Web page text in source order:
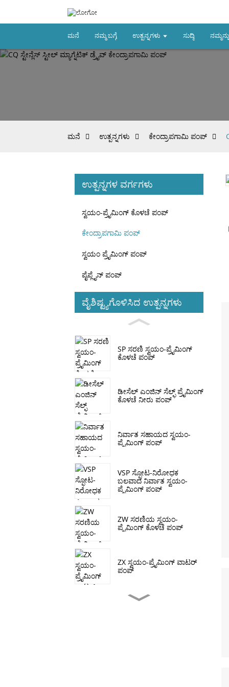
ಮನೆ ನಮ್ಮ ಬಗ್ಗೆ ಉತ್ಪನ್ನಗಳು ಸುದ್ದಿ
ಮನೆ ಉತ್ಪನ್ನಗಳು ಕೇಂದ್ರಾಪಗಾಮಿ ಪಂಪ್
ಉತ್ಪನ್ನಗಳ ವರ್ಗಗಳು
ಸ್ವಯಂ-ಪ್ರೈಮಿಂಗ್ ಕೊಳಚೆ ಪಂಪ್
ಕೇಂದ್ರಾಪಗಾಮಿ ಪಂಪ್
ಸ್ವಯಂ ಪ್ರೈಮಿಂಗ್ ಪಂಪ್
ಪೈಪ್ಲೈನ್ ​​ಪಂಪ್
ವೈಶಿಷ್ಟ್ಯಗೊಳಿಸಿದ ಉತ್ಪನ್ನಗಳು
SP ಸರಣಿ ಸ್ವಯಂ-ಪ್ರೈಮಿಂಗ್
ಕೊಳಚೆ ಪಂಪ್
ಡೀಸೆಲ್ ಎಂಜಿನ್ ಸೆಲ್ಫ್ ಪ್ರೈಮಿಂಗ್
ಕೊಳಚೆ ನೀರು ಪಂಪ್
ನಿರ್ವಾತ ಸಹಾಯದ ಸ್ವಯಂ-
ಪ್ರೈಮಿಂಗ್ ಪಂಪ್
VSP ಸ್ಫೋಟ-ನಿರೋಧಕ
ಬಲವಾದ ನಿರ್ವಾತ ಸ್ವಯಂ-
ಪ್ರೈಮಿಂಗ್ ಪಂಪ್
ZW ಸರಣಿಯ ಸ್ವಯಂ-
ಪ್ರೈಮಿಂಗ್ ಕೊಳಚೆ ಪಂಪ್
ZX ಸ್ವಯಂ-ಪ್ರೈಮಿಂಗ್ ವಾಟರ್
ಪಂಪ್
ಜೆ ಸೀರೀಸ್ ಸೆಲ್ಫ್ ಪ್ರೈಮಿಂಗ್
Loading...
Loading...